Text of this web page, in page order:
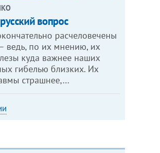
вопрос
расчеловечены
ведь, по их мнению, их
куда важнее наших
гибелью близких. Их
страшнее,…